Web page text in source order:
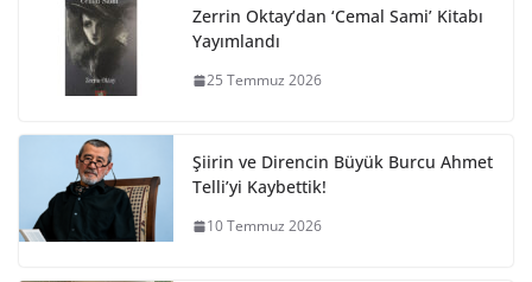
Zerrin Oktay’dan ‘Cemal Sami’ Kitabı
Yayımlandı
25 Temmuz 2026
Şiirin ve Direncin Büyük Burcu Ahmet
Telli’yi Kaybettik!
10 Temmuz 2026